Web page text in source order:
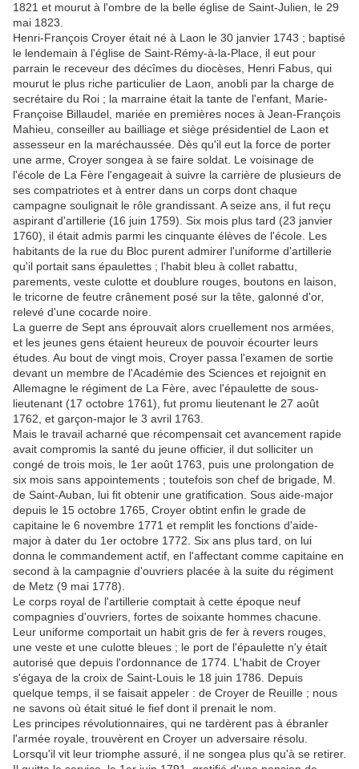
1821 et mourut à l'ombre de la belle église de Saint-Julien, le 29
mai 1823.
Henri-François Croyer était né à Laon le 30 janvier 1743 ; baptisé
le lendemain à l'église de Saint-Rémy-à-la-Place, il eut pour
parrain le receveur des décîmes du diocèses, Henri Fabus, qui
mourut le plus riche particulier de Laon, anobli par la charge de
secrétaire du Roi ; la marraine était la tante de l'enfant, Marie-
Françoise Billaudel, mariée en premières noces à Jean-François
Mahieu, conseiller au bailliage et siège présidentiel de Laon et
assesseur en la maréchaussée. Dès qu'il eut la force de porter
une arme, Croyer songea à se faire soldat. Le voisinage de
l'école de La Fère l'engageait à suivre la carrière de plusieurs de
ses compatriotes et à entrer dans un corps dont chaque
campagne soulignait le rôle grandissant. A seize ans, il fut reçu
aspirant d'artillerie (16 juin 1759). Six mois plus tard (23 janvier
1760), il était admis parmi les cinquante élèves de l'école. Les
habitants de la rue du Bloc purent admirer l'uniforme d'artillerie
qu'il portait sans épaulettes ; l'habit bleu à collet rabattu,
parements, veste culotte et doublure rouges, boutons en laison,
le tricorne de feutre crânement posé sur la tête, galonné d'or,
relevé d'une cocarde noire.
La guerre de Sept ans éprouvait alors cruellement nos armées,
et les jeunes gens étaient heureux de pouvoir écourter leurs
études. Au bout de vingt mois, Croyer passa l'examen de sortie
devant un membre de l'Académie des Sciences et rejoignit en
Allemagne le régiment de La Fère, avec l'épaulette de sous-
lieutenant (17 octobre 1761), fut promu lieutenant le 27 août
1762, et garçon-major le 3 avril 1763.
Mais le travail acharné que récompensait cet avancement rapide
avait compromis la santé du jeune officier, il dut solliciter un
congé de trois mois, le 1er août 1763, puis une prolongation de
six mois sans appointements ; toutefois son chef de brigade, M.
de Saint-Auban, lui fit obtenir une gratification. Sous aide-major
depuis le 15 octobre 1765, Croyer obtint enfin le grade de
capitaine le 6 novembre 1771 et remplit les fonctions d'aide-
major à dater du 1er octobre 1772. Six ans plus tard, on lui
donna le commandement actif, en l'affectant comme capitaine en
second à la campagnie d'ouvriers placée à la suite du régiment
de Metz (9 mai 1778).
Le corps royal de l'artillerie comptait à cette époque neuf
compagnies d'ouvriers, fortes de soixante hommes chacune.
Leur uniforme comportait un habit gris de fer à revers rouges,
une veste et une culotte bleues ; le port de l'épaulette n'y était
autorisé que depuis l'ordonnance de 1774. L'habit de Croyer
s'égaya de la croix de Saint-Louis le 18 juin 1786. Depuis
quelque temps, il se faisait appeler : de Croyer de Reuille ; nous
ne savons où était situé le fief dont il prenait le nom.
Les principes révolutionnaires, qui ne tardèrent pas à ébranler
l'armée royale, trouvèrent en Croyer un adversaire résolu.
Lorsqu'il vit leur triomphe assuré, il ne songea plus qu'à se retirer.